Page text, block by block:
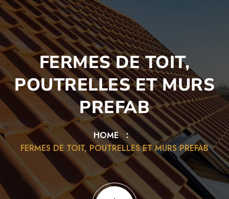
pusulabetdeneme bonusuGalabet
FERMES DE TOIT,
POUTRELLES ET MURS
PREFAB
HOME
FERMES DE TOIT, POUTRELLES ET MURS PREFAB